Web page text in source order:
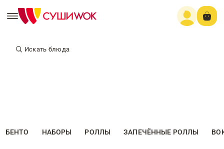
Искать блюда
БЕНТО НАБОРЫ РОЛЛЫ ЗАПЕЧЁННЫЕ РОЛЛЫ